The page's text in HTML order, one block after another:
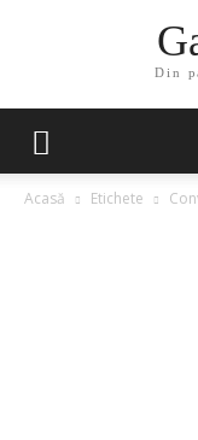
Din
Acasă Etichete